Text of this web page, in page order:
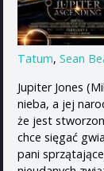
Tatum, Sean
Jupiter Jones
nieba, a jej
że jest
chce sięgać
pani